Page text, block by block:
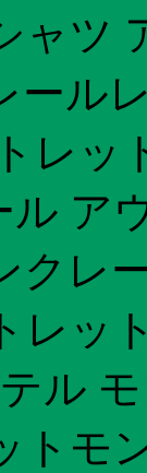
ャツ
ール
レッ
ア
クレ
レッ
ル
トモ